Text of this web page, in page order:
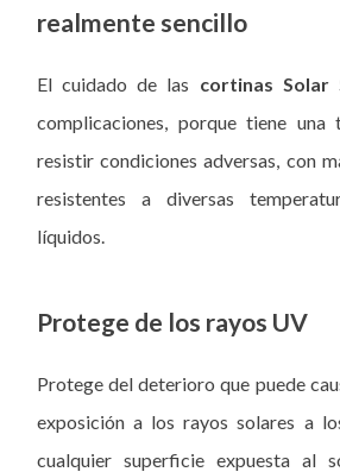
realmente sencillo
El cuidado de las cortinas Solar
complicaciones, porque tiene una
resistir condiciones adversas, con
resistentes a diversas
líquidos.
Protege de los rayos UV
Protege del deterioro que puede
exposición a los rayos solares a
cualquier superficie expuesta al